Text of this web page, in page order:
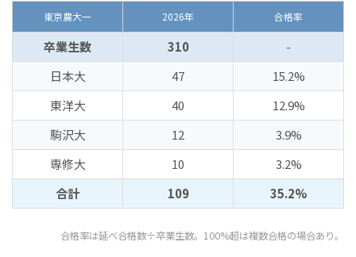
東京農大一 2026年 合格率
卒業生数 310
-
日本大
47
15.2%
東洋大
40
12.9%
駒沢大
12
3.9%
専修大
10
3.2%
合計
109 35.2%
合格率は延べ合格数÷卒業生数。100%超は複数合格の場合あり。